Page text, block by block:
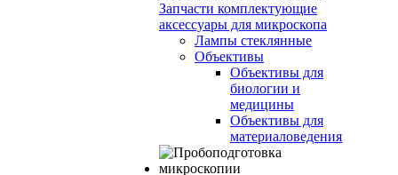
Запчасти комплектующие
аксессуары для микроскопа
Лампы стеклянные
Объективы
Объективы для
биологии и
медицины
Объективы для
материаловедения